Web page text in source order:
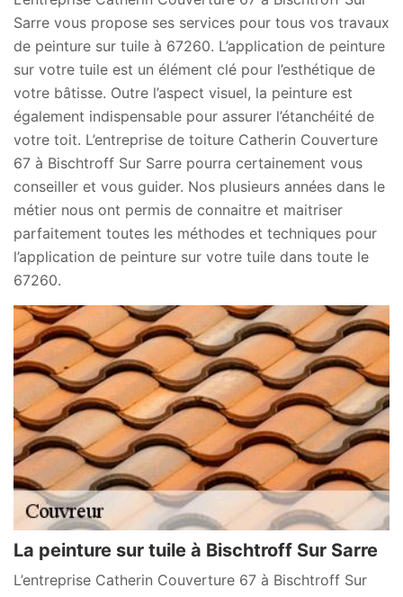
Sarre vous propose ses services pour tous vos travaux
de peinture sur tuile à 67260. L’application de peinture
sur votre tuile est un élément clé pour l’esthétique de
votre bâtisse. Outre l’aspect visuel, la peinture est
également indispensable pour assurer l’étanchéité de
votre toit. L’entreprise de toiture Catherin Couverture
67 à Bischtroff Sur Sarre pourra certainement vous
conseiller et vous guider. Nos plusieurs années dans le
métier nous ont permis de connaitre et maitriser
parfaitement toutes les méthodes et techniques pour
l’application de peinture sur votre tuile dans toute le
67260.
La peinture sur tuile à Bischtroff Sur Sarre
L’entreprise Catherin Couverture 67 à Bischtroff Sur